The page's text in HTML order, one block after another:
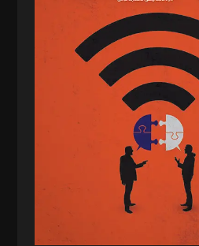
یسنا امان‌پور، سروش کرمیان،
زهرا فکرانه، فائزه فتحی
مانی لطفی زاده
ثابت